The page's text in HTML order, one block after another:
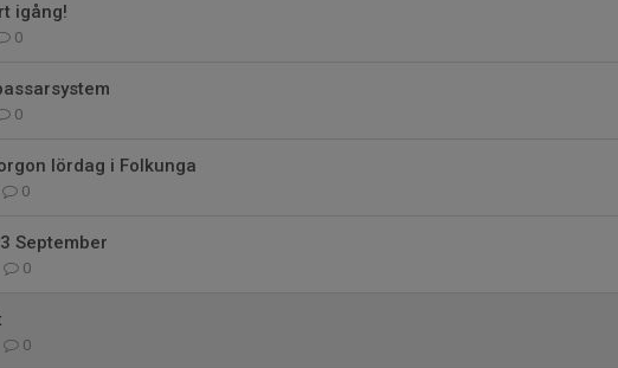
igång!
0
0
lördag i Folkunga
0
September
0
0